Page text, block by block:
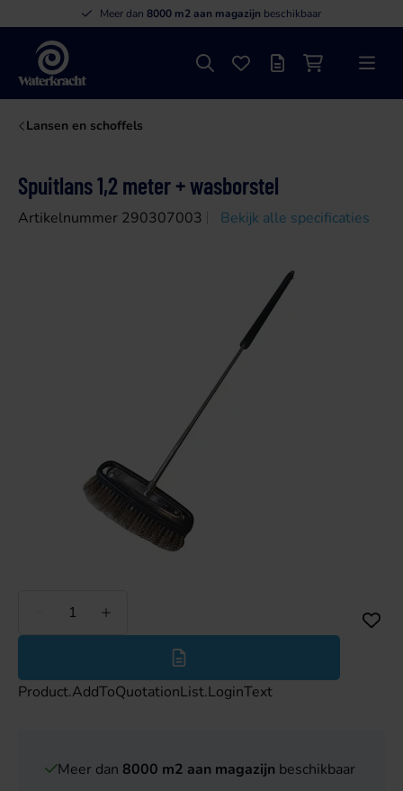
Meer dan 8000 m2 aan magazijn beschikbaar
Waterkracht
ZoekenFavorieten
OffertelijstWinkelwagen
Menu
Lansen en schoffels
Spuitlans 1,2 meter + wasborstel
Artikelnummer 290307003 Bekijk alle specificaties
Minder
Product.AddToQuotationList.LoginText
Meer dan 8000 m2 aan magazijn beschikbaar